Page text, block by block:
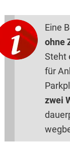
Eine
ohne
Steht
für
zwei